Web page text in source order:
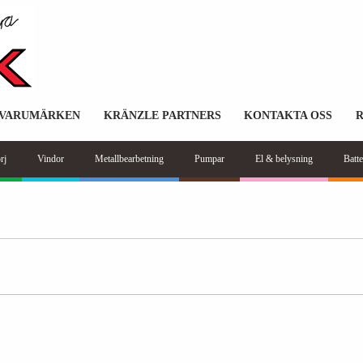
KRÄNZLE PARTNERS KONTAKTA OSS
Vindor Metallbearbetning Pumpar El & belysning